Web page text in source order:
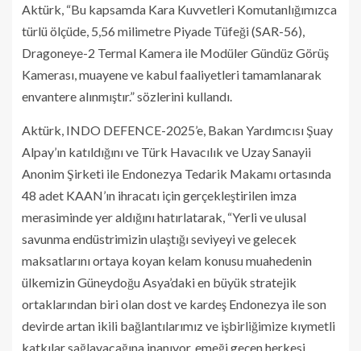
Aktürk, “Bu kapsamda Kara Kuvvetleri Komutanlığımızca
türlü ölçüde, 5,56 milimetre Piyade Tüfeği (SAR-56),
Dragoneye-2 Termal Kamera ile Modüler Gündüz Görüş
Kamerası, muayene ve kabul faaliyetleri tamamlanarak
envantere alınmıştır.” sözlerini kullandı.
Aktürk, INDO DEFENCE-2025’e, Bakan Yardımcısı Şuay
Alpay’ın katıldığını ve Türk Havacılık ve Uzay Sanayii
Anonim Şirketi ile Endonezya Tedarik Makamı ortasında
48 adet KAAN’ın ihracatı için gerçekleştirilen imza
merasiminde yer aldığını hatırlatarak, “Yerli ve ulusal
savunma endüstrimizin ulaştığı seviyeyi ve gelecek
maksatlarını ortaya koyan kelam konusu muahedenin
ülkemizin Güneydoğu Asya’daki en büyük stratejik
ortaklarından biri olan dost ve kardeş Endonezya ile son
devirde artan ikili bağlantılarımız ve işbirliğimize kıymetli
katkılar sağlayacağına inanıyor, emeği geçen herkesi